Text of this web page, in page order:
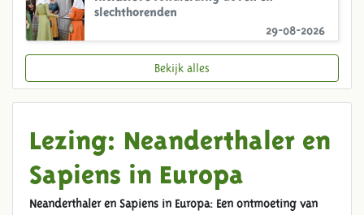
Lezing: Neanderthaler en
Sapiens in Europa
Neanderthaler en Sapiens in Europa: Een ontmoeting van
29-08-2026
slechthorenden
Bekijk alles